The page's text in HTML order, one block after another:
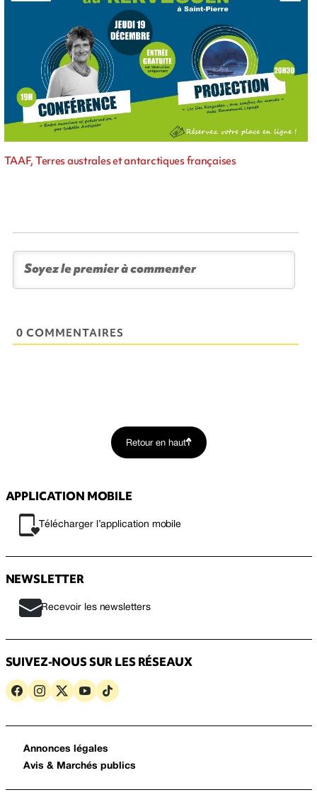
TAAF, Terres australes et antarctiques françaises
0 COMMENTAIRES
Retour en haut
APPLICATION MOBILE
Télécharger l’application mobile
NEWSLETTER
Recevoir les newsletters
SUIVEZ-NOUS SUR LES RÉSEAUX
Annonces légales
Avis & Marchés publics